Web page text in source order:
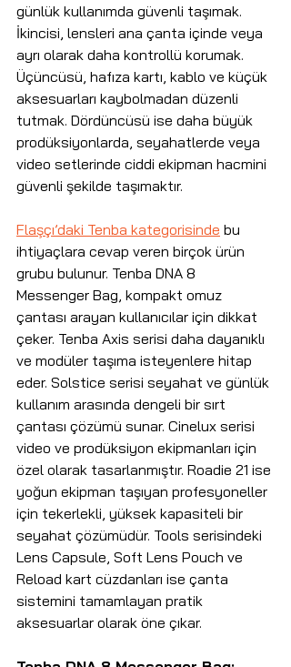
günlük kullanımda güvenli taşımak.
İkincisi, lensleri ana çanta içinde veya
ayrı olarak daha kontrollü korumak.
Üçüncüsü, hafıza kartı, kablo ve küçük
aksesuarları kaybolmadan düzenli
tutmak. Dördüncüsü ise daha büyük
prodüksiyonlarda, seyahatlerde veya
video setlerinde ciddi ekipman hacmini
güvenli şekilde taşımaktır.
Flaşçı’daki Tenba kategorisinde bu
ihtiyaçlara cevap veren birçok ürün
grubu bulunur. Tenba DNA 8
Messenger Bag, kompakt omuz
çantası arayan kullanıcılar için dikkat
çeker. Tenba Axis serisi daha dayanıklı
ve modüler taşıma isteyenlere hitap
eder. Solstice serisi seyahat ve günlük
kullanım arasında dengeli bir sırt
çantası çözümü sunar. Cinelux serisi
video ve prodüksiyon ekipmanları için
özel olarak tasarlanmıştır. Roadie 21 ise
yoğun ekipman taşıyan profesyoneller
için tekerlekli, yüksek kapasiteli bir
seyahat çözümüdür. Tools serisindeki
Lens Capsule, Soft Lens Pouch ve
Reload kart cüzdanları ise çanta
sistemini tamamlayan pratik
aksesuarlar olarak öne çıkar.